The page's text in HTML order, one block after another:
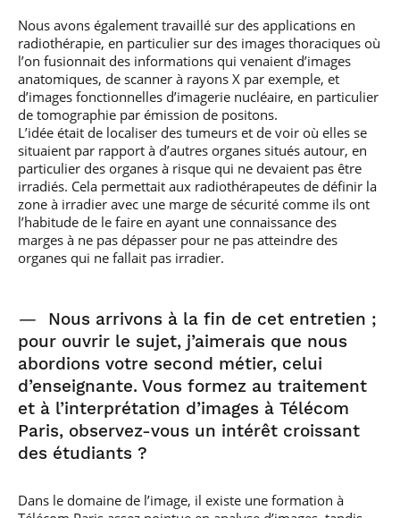
Nous avons également travaillé sur des applications en
radiothérapie, en particulier sur des images thoraciques où
l’on fusionnait des informations qui venaient d’images
anatomiques, de scanner à rayons X par exemple, et
d’images fonctionnelles d’imagerie nucléaire, en particulier
de tomographie par émission de positons.
L’idée était de localiser des tumeurs et de voir où elles se
situaient par rapport à d’autres organes situés autour, en
particulier des organes à risque qui ne devaient pas être
irradiés. Cela permettait aux radiothérapeutes de définir la
zone à irradier avec une marge de sécurité comme ils ont
l’habitude de le faire en ayant une connaissance des
marges à ne pas dépasser pour ne pas atteindre des
organes qui ne fallait pas irradier.
—
Nous arrivons à la fin de cet entretien ;
pour ouvrir le sujet, j’aimerais que nous
abordions votre second métier, celui
d’enseignante. Vous formez au traitement
et à l’interprétation d’images à Télécom
Paris, observez-vous un intérêt croissant
des étudiants ?
Dans le domaine de l’image, il existe une formation à